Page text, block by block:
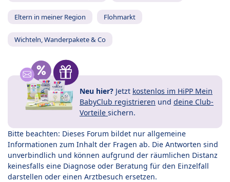
Eltern in meiner Region Flohmarkt
Wichteln, Wanderpakete & Co
Neu hier? Jetzt kostenlos im HiPP Mein
BabyClub registrieren und deine Club-
Vorteile sichern.
Bitte beachten: Dieses Forum bildet nur allgemeine
Informationen zum Inhalt der Fragen ab. Die Antworten sind
unverbindlich und können aufgrund der räumlichen Distanz
keinesfalls eine Diagnose oder Beratung für den Einzelfall
darstellen oder einen Arztbesuch ersetzen.